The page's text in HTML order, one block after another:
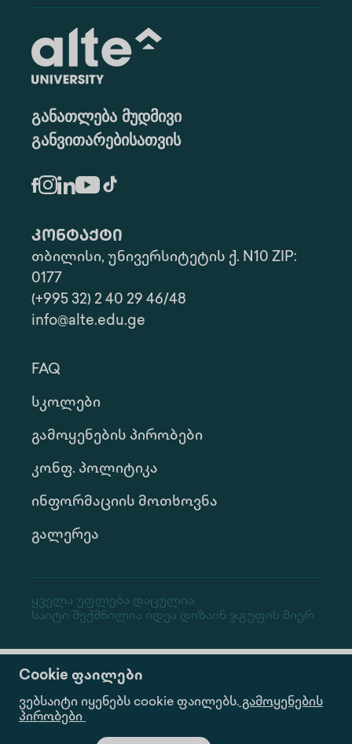
Cookie ფაილები
ვებსაიტი იყენებს cookie ფაილებს.გამოყენების
პირობები
განათლება მუდმივი
განვითარებისათვის
კონტაქტი
თბილისი, უნივერსიტეტის ქ. N10 ZIP:
0177
(+995 32) 2 40 29 46/48
info@alte.edu.ge
FAQ
Სკოლები
Გამოყენების Პირობები
Კონფ. Პოლიტიკა
Ინფორმაციის Მოთხოვნა
Გალერეა
Ყველა Უფლება Დაცულია.
Საიტი Შექმნილია Იდეა Დიზაინ Ჯგუფის Მიერ